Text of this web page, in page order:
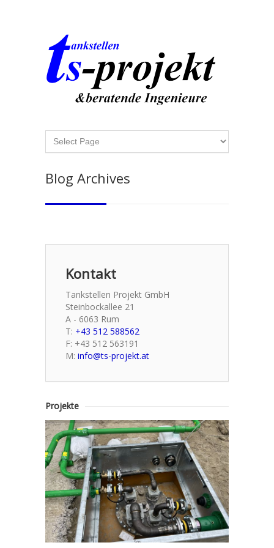
Blog Archives
Kontakt
Tankstellen Projekt GmbH
Steinbockallee 21
A - 6063 Rum
T: +43 512 588562
F: +43 512 563191
M: info@ts-projekt.at
Projekte